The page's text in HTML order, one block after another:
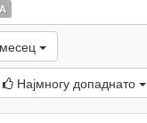
Најмногу допаднато